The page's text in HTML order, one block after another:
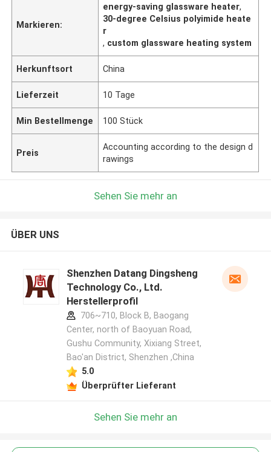
Markieren:
energy-saving glassware heater,
30-degree Celsius polyimide heate
r
, custom glassware heating system
Herkunftsort China
Lieferzeit 10 Tage
Min Bestellmenge 100 Stück
Preis
Accounting according to the design d
rawings
Sehen Sie mehr an
ÜBER UNS
Shenzhen Datang Dingsheng
Technology Co., Ltd.
Herstellerprofil
706~710, Block B, Baogang
Center, north of Baoyuan Road,
Gushu Community, Xixiang Street,
Bao'an District, Shenzhen ,China
5.0
Überprüfter Lieferant
Sehen Sie mehr an